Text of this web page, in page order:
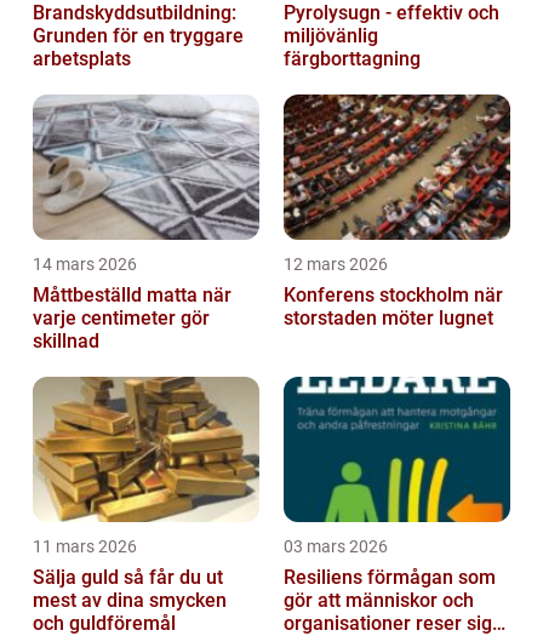
Brandskyddsutbildning:
Grunden för en tryggare
arbetsplats
Pyrolysugn - effektiv och
miljövänlig
färgborttagning
14 mars 2026
Måttbeställd matta när
varje centimeter gör
skillnad
12 mars 2026
Konferens stockholm när
storstaden möter lugnet
11 mars 2026
Sälja guld så får du ut
mest av dina smycken
och guldföremål
03 mars 2026
Resiliens förmågan som
gör att människor och
organisationer reser sig